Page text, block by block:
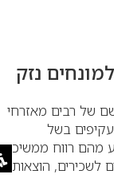
נזק
של רבים מאזרחי
בשל
רווח ממשיכים
הוצאות